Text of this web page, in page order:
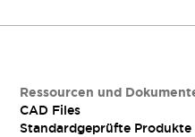
Ressourcen und
CAD Files
Standardgeprüfte Produkte